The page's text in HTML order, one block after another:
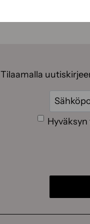
Tilaamalla
Suostumus